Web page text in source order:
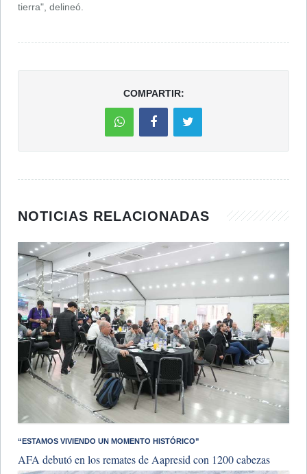
tierra", delineó.
COMPARTIR:
NOTICIAS RELACIONADAS
“ESTAMOS VIVIENDO UN MOMENTO HISTÓRICO”
AFA debutó en los remates de Aapresid con 1200 cabezas